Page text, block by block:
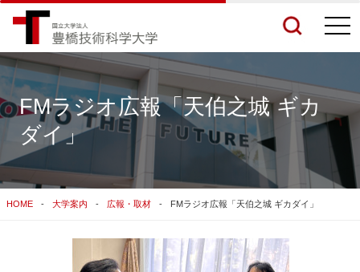
検索結果をもっと見る
関連サイトすべてを検索する
FMラジオ広報「天伯之城 ギカ
ダイ」
HOME 大学案内 広報・取材 FMラジオ広報「天伯之城 ギカダイ」